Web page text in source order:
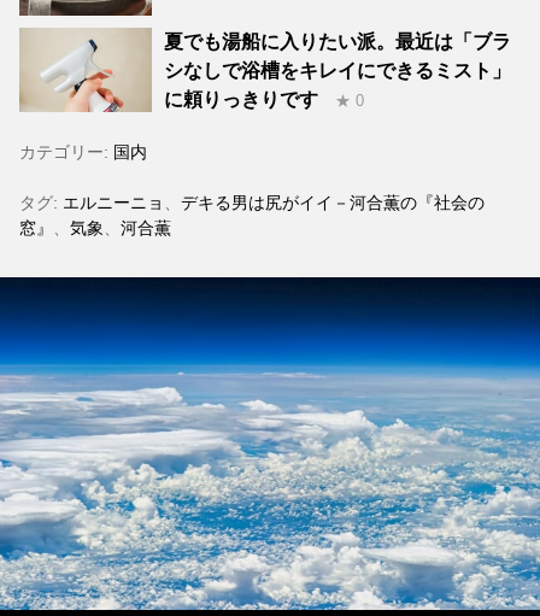
夏でも湯船に入りたい派。最近は「ブラ
シなしで浴槽をキレイにできるミスト」
に頼りっきりです
★ 0
カテゴリー: 国内
タグ: エルニーニョ
デキる男は尻がイイ－河合薫の『社会の
窓』
気象 河合薫